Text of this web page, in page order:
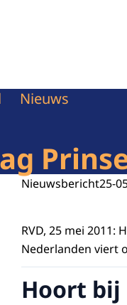
Nieuws
Nieuwsbericht25-
RVD, 25 mei 2011:
Nederlanden viert
Hoort bij